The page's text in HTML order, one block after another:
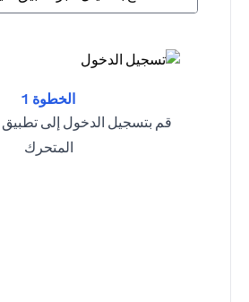
الخطوة 1
قم بتسجيل الدخول إلى
المتحرك